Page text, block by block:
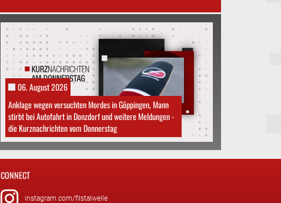
06. August 2026
Anklage wegen versuchten Mordes in Göppingen, Mann
stirbt bei Autofahrt in Donzdorf und weitere Meldungen -
die Kurznachrichten vom Donnerstag
CONNECT
instagram.com/filstalwelle